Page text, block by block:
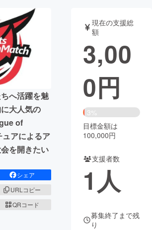
写真 音楽
ジー・ガジェット ゲーム・サ
画 書籍・雑誌
・起業 チャレンジ
くり・地域活性化
CAMPFIRE Creation
るさと納税
コミュニティ
へ活躍を魅
大人気の
of
アによるア
を開きたい
シェア
URLコピー
QRコード
現在の支援総
額
3,00
0円
3%
目標金額は
100,000円
支援者数
1人
募集終了まで残
り